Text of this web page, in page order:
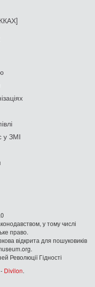
у ЗМІ
у тому числі
право.
відкрита для пошуковиків
Революції Гідності
Divilon.